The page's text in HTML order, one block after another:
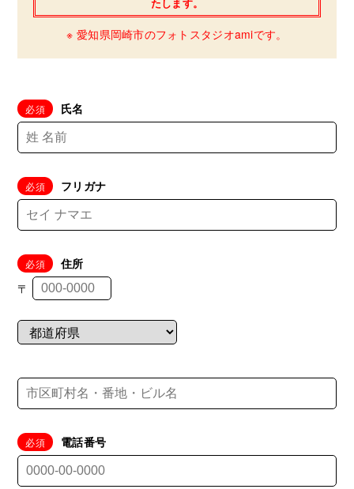
※ 愛知県岡崎市のフォトスタジオamiです。
氏名
フリガナ
住所
〒
電話番号